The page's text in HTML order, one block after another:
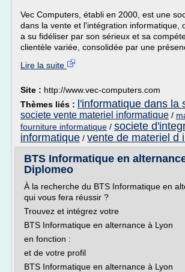
Vec Computers, établi en 2000, est une
dans la vente et l'intégration informatique,
a su fidéliser par son sérieux et sa
clientèle variée, consolidée par une
Lire la suite
Site : http://www.vec-computers.com
Thèmes liés :
l'informatique dans la
societe vente materiel informatique /
fourniture informatique / societe
informatique / vente de materiel d
BTS Informatique en
Diplomeo
À la recherche du BTS Informatique en
qui vous fera réussir ?
Trouvez et intégrez votre
BTS Informatique en alternance à Lyon
en fonction :
et de votre profil
BTS Informatique en alternance à Lyon